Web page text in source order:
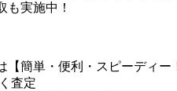
も実施中！
【簡単・便利・スピーディ
査定